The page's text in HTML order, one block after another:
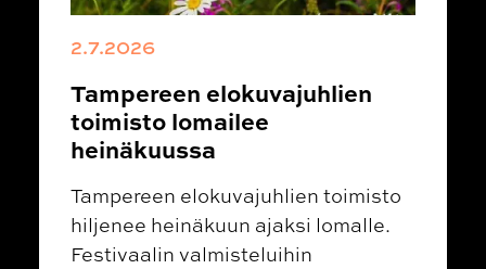
2.7.2026
Tampereen elokuvajuhlien
toimisto lomailee
heinäkuussa
Tampereen elokuvajuhlien toimisto
hiljenee heinäkuun ajaksi lomalle.
Festivaalin valmisteluihin